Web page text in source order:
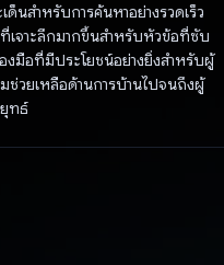
นสำหรับการค้นหาอย่างรวดเร็ว
ที่เจาะลึกมากขึ้นสำหรับหัวข้อที่ซับ
งมือที่มีประโยชน์อย่างยิ่งสำหรับผู้
ช่วยเหลือด้านการบ้านไปจนถึงผู้
ทธ์